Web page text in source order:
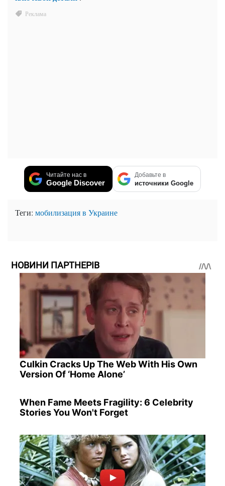
Читайте нас в
Google Discover
Добавьте в
источники Google
Теги: мобилизация в Украине
НОВИНИ ПАРТНЕРІВ
Culkin Cracks Up The Web With His Own
Version Of ‘Home Alone’
When Fame Meets Fragility: 6 Celebrity
Stories You Won't Forget